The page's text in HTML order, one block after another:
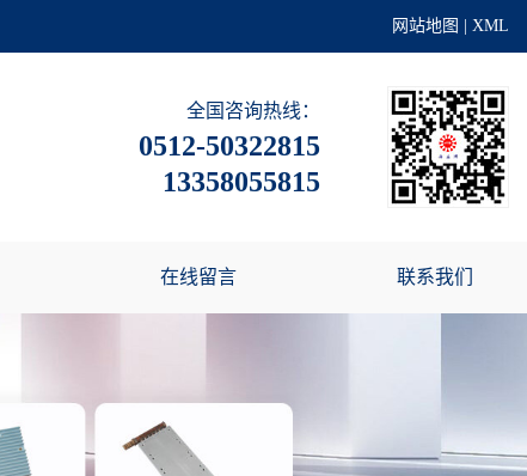
网站地图 XML
全国咨询热线：
0512-50322815
13358055815
在线留言 联系我们